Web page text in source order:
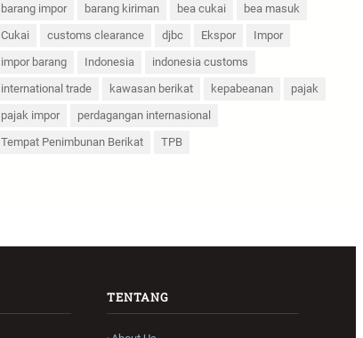
barang impor barang kiriman bea cukai
bea masuk
Cukai
customs clearance djbc Ekspor
Impor
impor barang
Indonesia
indonesia customs
international trade
kawasan berikat kepabeanan
pajak
pajak impor
perdagangan internasional
Tempat Penimbunan Berikat
TPB
TENTANG